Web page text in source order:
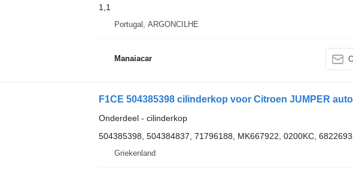
1,1
Portugal, ARGONCILHE
Manaiacar
F1CE 504385398 cilinderkop voor Citroen JUMPER auto
Onderdeel - cilinderkop
504385398, 504384837, 71796188, MK667922, 0200KC,
Griekenland